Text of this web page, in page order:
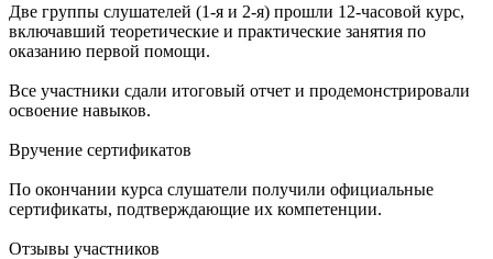
Две группы слушателей (1-я и 2-я) прошли 12-часовой курс,
включавший теоретические и практические занятия по
оказанию первой помощи.
Все участники сдали итоговый отчет и продемонстрировали
освоение навыков.
Вручение сертификатов
По окончании курса слушатели получили официальные
сертификаты, подтверждающие их компетенции.
Отзывы участников